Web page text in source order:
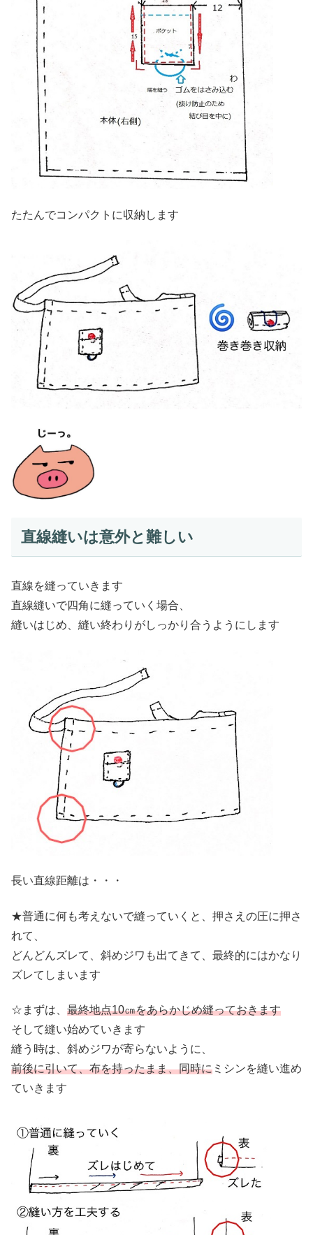
たたんでコンパクトに収納します
直線縫いは意外と難しい
直線を縫っていきます
直線縫いで四角に縫っていく場合、
縫いはじめ、縫い終わりがしっかり合うようにします
長い直線距離は・・・
★普通に何も考えないで縫っていくと、押さえの圧に押さ
れて、
どんどんズレて、斜めジワも出てきて、最終的にはかなり
ズレてしまいます
☆まずは、 最終地点10㎝をあらかじめ縫っておきます
そして縫い始めていきます
縫う時は、斜めジワが寄らないように、
前後に引いて、布を持ったまま、同時に ミシンを縫い進め
ていきます